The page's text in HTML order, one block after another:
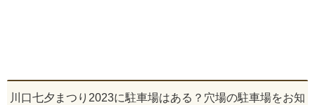
川口七夕まつり2023に駐車場はある？穴場の駐車場をお知